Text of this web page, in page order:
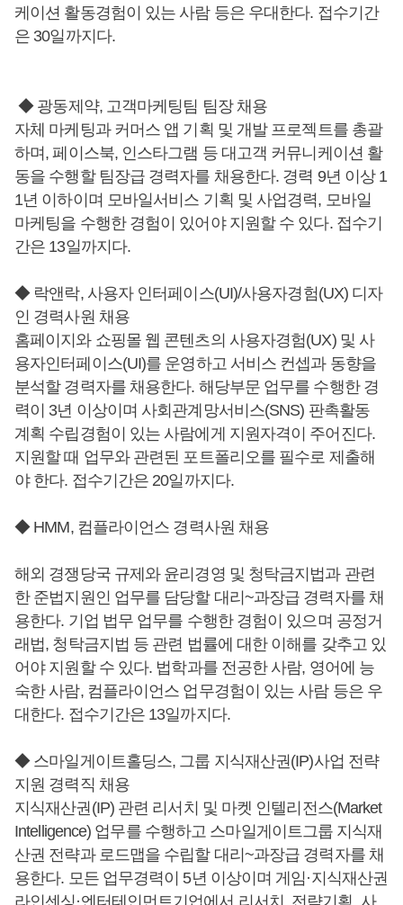
케이션 활동경험이 있는 사람 등은 우대한다. 접수기간
은 30일까지다.
◆ 광동제약, 고객마케팅팀 팀장 채용
자체 마케팅과 커머스 앱 기획 및 개발 프로젝트를 총괄
하며, 페이스북, 인스타그램 등 대고객 커뮤니케이션 활
동을 수행할 팀장급 경력자를 채용한다. 경력 9년 이상 1
1년 이하이며 모바일서비스 기획 및 사업경력, 모바일
마케팅을 수행한 경험이 있어야 지원할 수 있다. 접수기
간은 13일까지다.
◆ 락앤락, 사용자 인터페이스(UI)/사용자경험(UX) 디자
인 경력사원 채용
홈페이지와 쇼핑몰 웹 콘텐츠의 사용자경험(UX) 및 사
용자인터페이스(UI)를 운영하고 서비스 컨셉과 동향을
분석할 경력자를 채용한다. 해당부문 업무를 수행한 경
력이 3년 이상이며 사회관계망서비스(SNS) 판촉활동
계획 수립경험이 있는 사람에게 지원자격이 주어진다.
지원할 때 업무와 관련된 포트폴리오를 필수로 제출해
야 한다. 접수기간은 20일까지다.
◆ HMM, 컴플라이언스 경력사원 채용
해외 경쟁당국 규제와 윤리경영 및 청탁금지법과 관련
한 준법지원인 업무를 담당할 대리~과장급 경력자를 채
용한다. 기업 법무 업무를 수행한 경험이 있으며 공정거
래법, 청탁금지법 등 관련 법률에 대한 이해를 갖추고 있
어야 지원할 수 있다. 법학과를 전공한 사람, 영어에 능
숙한 사람, 컴플라이언스 업무경험이 있는 사람 등은 우
대한다. 접수기간은 13일까지다.
◆ 스마일게이트홀딩스, 그룹 지식재산권(IP)사업 전략
지원 경력직 채용
지식재산권(IP) 관련 리서치 및 마켓 인텔리전스(Market
Intelligence) 업무를 수행하고 스마일게이트그룹 지식재
산권 전략과 로드맵을 수립할 대리~과장급 경력자를 채
용한다. 모든 업무경력이 5년 이상이며 게임·지식재산권